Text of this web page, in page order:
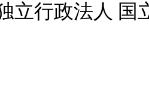
立行政法人 国